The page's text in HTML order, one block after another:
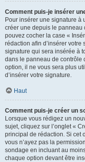
Comment puis-je insérer
Pour insérer une signature à
créer une depuis le panneau
pouvez cocher la case «
rédaction afin d’insérer
signature qui sera insérée à
dans le panneau de contrôle
option, il ne vous sera plus
d’insérer votre signature.
Haut
Comment puis-je créer un
Lorsque vous rédigez un
sujet, cliquez sur l’onglet «
principal de rédaction. Si cet
vous n’ayez pas la
sondage en incluant au
chaque option devant être